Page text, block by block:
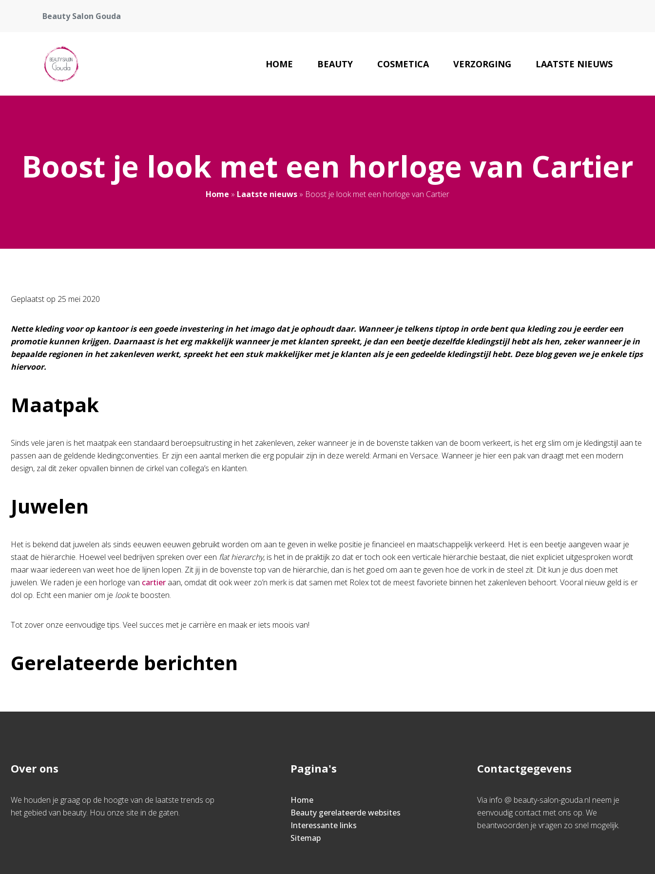
Beauty Salon Gouda
HOME BEAUTY COSMETICA VERZORGING LAATSTE NIEUWS
Boost je look met een horloge van Cartier
Home » Laatste nieuws » Boost je look met een horloge van Cartier
Geplaatst op 25 mei 2020
Nette kleding voor op kantoor is een goede investering in het imago dat je ophoudt daar. Wanneer je telkens tiptop in orde bent qua kleding zou je eerder een
promotie kunnen krijgen. Daarnaast is het erg makkelijk wanneer je met klanten spreekt, je dan een beetje dezelfde kledingstijl hebt als hen, zeker wanneer je in
bepaalde regionen in het zakenleven werkt, spreekt het een stuk makkelijker met je klanten als je een gedeelde kledingstijl hebt. Deze blog geven we je enkele tips
hiervoor.
Maatpak
Sinds vele jaren is het maatpak een standaard beroepsuitrusting in het zakenleven, zeker wanneer je in de bovenste takken van de boom verkeert, is het erg slim om je kledingstijl aan te
passen aan de geldende kledingconventies. Er zijn een aantal merken die erg populair zijn in deze wereld: Armani en Versace. Wanneer je hier een pak van draagt met een modern
design, zal dit zeker opvallen binnen de cirkel van collega’s en klanten.
Juwelen
Het is bekend dat juwelen als sinds eeuwen eeuwen gebruikt worden om aan te geven in welke positie je financieel en maatschappelijk verkeerd. Het is een beetje aangeven waar je
staat de hiërarchie. Hoewel veel bedrijven spreken over een flat hierarchy, is het in de praktijk zo dat er toch ook een verticale hiërarchie bestaat, die niet expliciet uitgesproken wordt
maar waar iedereen van weet hoe de lijnen lopen. Zit jij in de bovenste top van de hiërarchie, dan is het goed om aan te geven hoe de vork in de steel zit. Dit kun je dus doen met
juwelen. We raden je een horloge van cartier aan, omdat dit ook weer zo’n merk is dat samen met Rolex tot de meest favoriete binnen het zakenleven behoort. Vooral nieuw geld is er
dol op. Echt een manier om je lookte boosten.
Tot zover onze eenvoudige tips. Veel succes met je carrière en maak er iets moois van!
Gerelateerde berichten
Over ons
We houden je graag op de hoogte van de laatste trends op
het gebied van beauty. Hou onze site in de gaten.
Pagina's
Home
Beauty gerelateerde websites
Interessante links
Sitemap
Contactgegevens
Via info @ beauty-salon-gouda.nl neem je
eenvoudig contact met ons op. We
beantwoorden je vragen zo snel mogelijk.